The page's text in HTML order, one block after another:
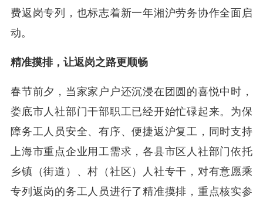
费返岗专列，也标志着新一年湘沪劳务协作全面启
动。
精准摸排，让返岗之路更顺畅
春节前夕，当家家户户还沉浸在团圆的喜悦中时，
娄底市人社部门干部职工已经开始忙碌起来。为保
障务工人员安全、有序、便捷返沪复工，同时支持
上海市重点企业用工需求，各县市区人社部门依托
乡镇（街道）、村（社区）人社专干，对有意愿乘
专列返岗的务工人员进行了精准摸排，重点核实参